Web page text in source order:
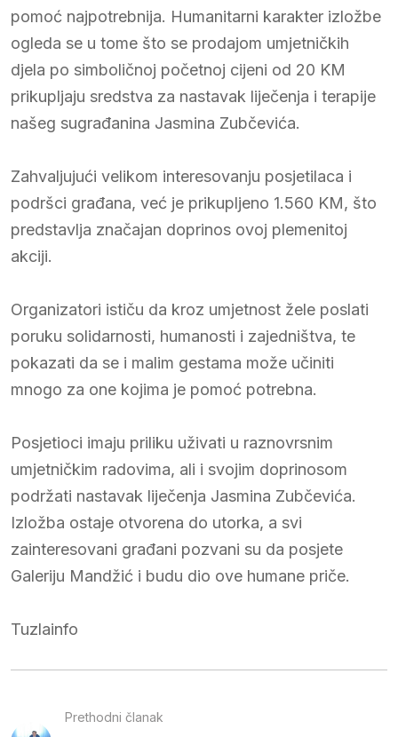
pomoć najpotrebnija. Humanitarni karakter izložbe
ogleda se u tome što se prodajom umjetničkih
djela po simboličnoj početnoj cijeni od 20 KM
prikupljaju sredstva za nastavak liječenja i terapije
našeg sugrađanina Jasmina Zubčevića.
Zahvaljujući velikom interesovanju posjetilaca i
podršci građana, već je prikupljeno 1.560 KM, što
predstavlja značajan doprinos ovoj plemenitoj
akciji.
Organizatori ističu da kroz umjetnost žele poslati
poruku solidarnosti, humanosti i zajedništva, te
pokazati da se i malim gestama može učiniti
mnogo za one kojima je pomoć potrebna.
Posjetioci imaju priliku uživati u raznovrsnim
umjetničkim radovima, ali i svojim doprinosom
podržati nastavak liječenja Jasmina Zubčevića.
Izložba ostaje otvorena do utorka, a svi
zainteresovani građani pozvani su da posjete
Galeriju Mandžić i budu dio ove humane priče.
Tuzlainfo
Prethodni članak